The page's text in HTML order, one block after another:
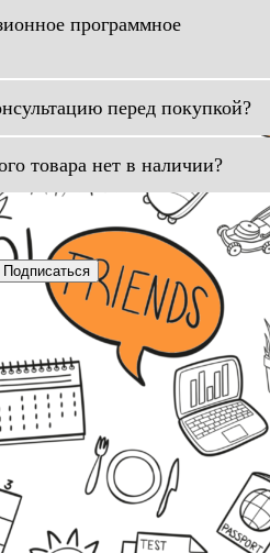
программное
перед покупкой?
товара нет в наличии?
Подписаться